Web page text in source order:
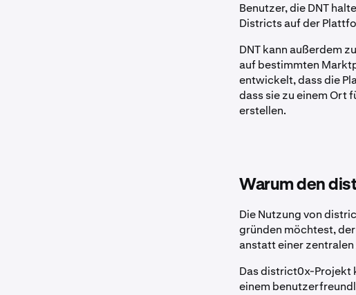
Benutzer, die DNT
Districts auf der
DNT kann außerdem
auf bestimmten
entwickelt, dass die
dass sie zu einem Ort
erstellen.
Warum den
Die Nutzung von
gründen möchtest,
anstatt einer
Das district0x-Projekt
einem